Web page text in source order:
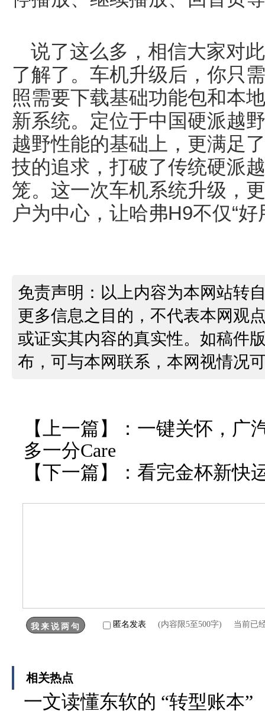
说了这么多，相信大家对
了解了。车机升级后，你只
照需要下载基础功能包和本
新系统。定位于中国硬派越
越野性能的基础上，更满足
技的追求，打破了传统硬派
笼。这一次车机系统升级，
户为中心，让哈弗H9不仅“好
免责声明：以上内容为本网站转
更多信息之目的，不代表本网观
或证实其内容的真实性。如稿件
布，可与本网联系，本网视情况
【上一篇】： 一键关怀，广
多一分Care
【下一篇】： 看完金杯新快
匿名发表 (内容限5至500字) 当前已
相关热点
一文读懂东软的 “转型账本”